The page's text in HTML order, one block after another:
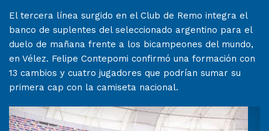
El tercera línea surgido en el Club de Remo integra el
banco de suplentes del seleccionado argentino para el
duelo de mañana frente a los bicampeones del mundo,
en Vélez. Felipe Contepomi confirmó una formación con
13 cambios y cuatro jugadores que podrían sumar su
primera cap con la camiseta nacional.